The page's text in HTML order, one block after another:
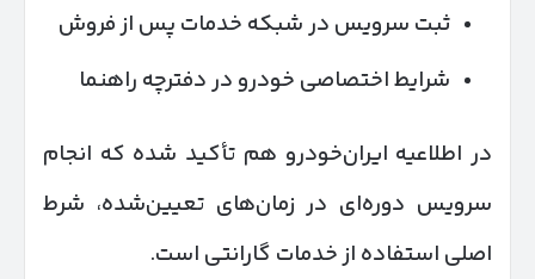
ثبت سرویس در شبکه خدمات پس از فروش
شرایط اختصاصی خودرو در دفترچه راهنما
در اطلاعیه ایران‌خودرو هم تأکید شده که انجام
سرویس دوره‌ای در زمان‌های تعیین‌شده، شرط
اصلی استفاده از خدمات گارانتی است.